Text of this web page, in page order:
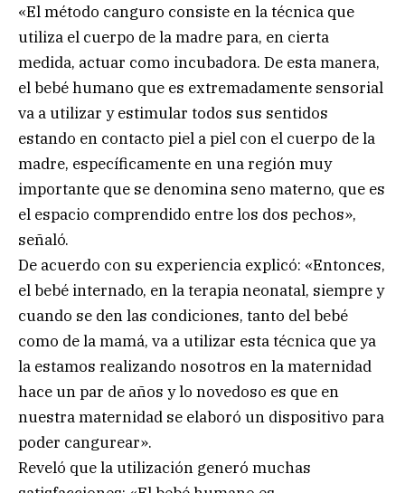
«El método canguro consiste en la técnica que
utiliza el cuerpo de la madre para, en cierta
medida, actuar como incubadora. De esta manera,
el bebé humano que es extremadamente sensorial
va a utilizar y estimular todos sus sentidos
estando en contacto piel a piel con el cuerpo de la
madre, específicamente en una región muy
importante que se denomina seno materno, que es
el espacio comprendido entre los dos pechos»,
señaló.
De acuerdo con su experiencia explicó: «Entonces,
el bebé internado, en la terapia neonatal, siempre y
cuando se den las condiciones, tanto del bebé
como de la mamá, va a utilizar esta técnica que ya
la estamos realizando nosotros en la maternidad
hace un par de años y lo novedoso es que en
nuestra maternidad se elaboró un dispositivo para
poder cangurear».
Reveló que la utilización generó muchas